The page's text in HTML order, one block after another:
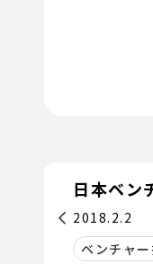
日本ベン
2018.2.2
ベンチャ